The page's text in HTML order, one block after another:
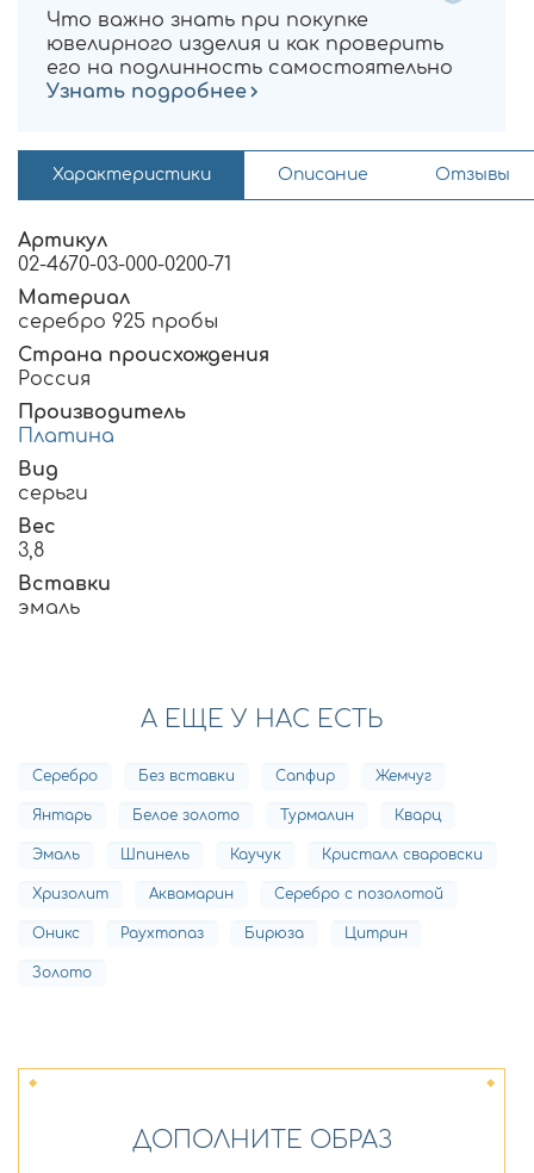
Что важно знать при покупке
ювелирного изделия и как проверить
его на подлинность самостоятельно
Узнать подробнее
Характеристики Описание Отзывы
Артикул
02-4670-03-000-0200-71
Материал
серебро 925 пробы
Страна происхождения
Россия
Производитель
Платина
Вид
серьги
Вес
3,8
Вставки
эмаль
А ЕЩЕ У НАС ЕСТЬ
Серебро Без вставки Сапфир Жемчуг
Янтарь Белое золото Турмалин Кварц
Эмаль Шпинель Каучук Кристалл сваровски
Хризолит Аквамарин Серебро с позолотой
Оникс Раухтопаз Бирюза Цитрин
Золото
ДОПОЛНИТЕ ОБРАЗ